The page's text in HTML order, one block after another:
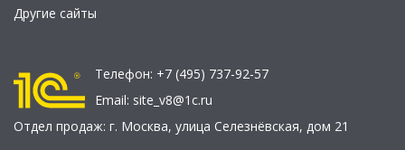
Другие сайты
Телефон: +7 (495) 737-92-57
Email: site_v8@1c.ru
Отдел продаж: г. Москва, улица Селезнёвская, дом 21